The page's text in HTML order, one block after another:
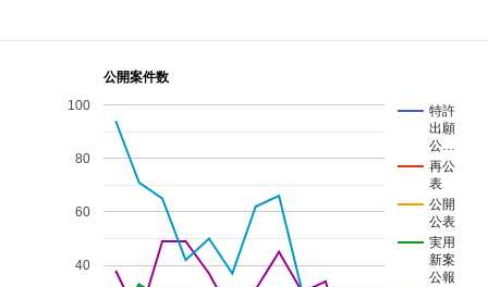
公開案件数
特許
出願
公…
再公
表
公開
公表
実用
新案
公報
40
60
80
100